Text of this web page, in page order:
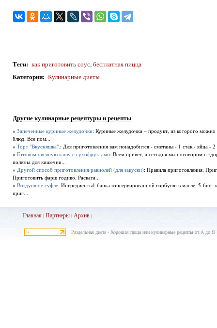
Теги: как приготовить соус,бесплатная пицца
Категории: Кулинарные диеты
Другие кулинарные рецептуры и рецепты
»Запеченные куриные желудочки: Куриные желудочки – продукт, из которого можно
блюд. Все пом...
»Торт "Вкусняшка". : Для приготовления вам понадобится:- сметаны - 1 стак.- яйца
»Готовим овсяную кашу с сухофруктами: Всем привет, а сегодня мы поговорим о
полезна для кишечни...
» Другой способ приготовления равиолей (для закуски): Правила приготовления.
Приготовить фарш годиво. Раската...
»Воздушное суфле: Ингредиенты1 банка консервированной горбуши в масле, 5-6шт.
приг...
Главная |Партнеры |Архив |
Раздельная диета - Хорошая пища или кулинарные рецепты от А до Я